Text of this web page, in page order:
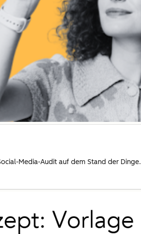
Media-Audit auf dem Stand der Dinge.